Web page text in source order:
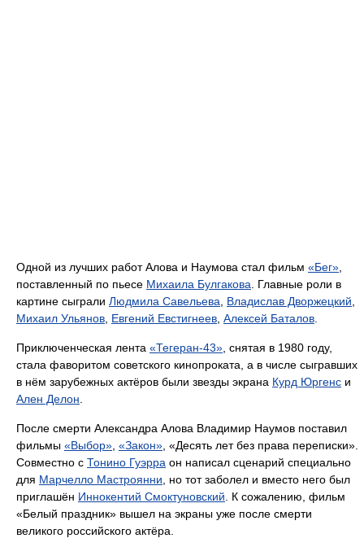
Одной из лучших работ Алова и Наумова стал фильм «Бег»
поставленный по пьесе Михаила Булгакова . Главные роли в
картине сыграли Людмила Савельева Владислав Дворжецкий
Михаил Ульянов Евгений Евстигнеев Алексей Баталов
Приключенческая лента «Тегеран-43» , снятая в 1980 году,
стала фаворитом советского кинопроката, а в числе сыгравших
в нём зарубежных актёров были звезды экрана Курд Юргенс и
Ален Делон
После смерти Александра Алова Владимир Наумов поставил
фильмы «Выбор» «Закон» , «Десять лет без права переписки».
Совместно с Тонино Гуэрра он написал сценарий специально
для Марчелло Мастроянни , но тот заболел и вместо него был
приглашён Иннокентий Смоктуновский . К сожалению, фильм
«Белый праздник» вышел на экраны уже после смерти
великого российского актёра.